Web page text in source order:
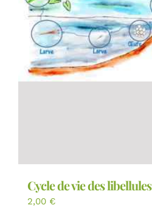
Cycle de vie des libellules
2,00 €